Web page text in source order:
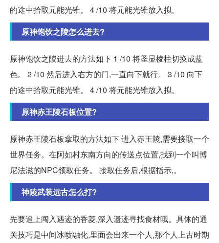
的途中拾取元能光锥。 4 /10 将元能光锥放入拟。
原神饱饮之陵怎么进去?
原神饱饮之陵进去的方法如下 1 /10 将圣显棱柱切换成蓝
色。 2 /10 然后进入右方的门,一直向下就行。 3 /10 向下
的途中拾取元能光锥。 4 /10 将元能光锥放入拟。
原神赤王陵石板位置?
原神赤王陵石板拿取的方法如下 进入赤王陵,需要接取一个
世界任务。在阿如村东南方向的传送点位置,找到一个叫博
尼法滋的NPC领取任务。 接取任务后,根据指示,。
神陵武装远古怎么打?
先要追上闯入遇迹的香菱,深入遗迹寻找食材哦。具体的通
关技巧是中间冰喷融化,里面会出来一个人,那个人上古时期